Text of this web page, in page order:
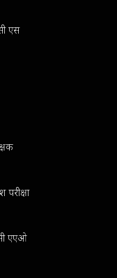
एस
परीक्षा
एएओ